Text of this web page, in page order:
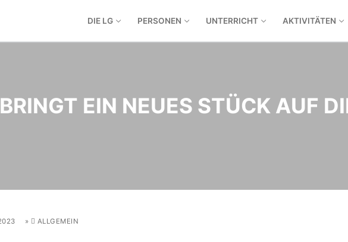
DIE LG PERSONEN UNTERRICHT AKTIVITÄTEN
EIN NEUES STÜCK AUF
ALLGEMEIN